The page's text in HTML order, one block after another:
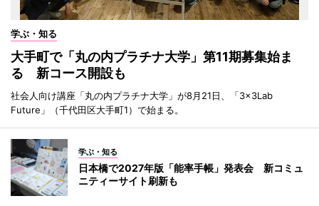
学ぶ・知る
大手町で「丸の内プラチナ大学」第11期募集始ま
る 新コース開設も
社会人向け講座「丸の内プラチナ大学」が8月21日、「3×3Lab
Future」（千代田区大手町1）で始まる。
学ぶ・知る
日本橋で2027年版「能率手帳」発表会 新コミュ
ニティーサイト刷新も